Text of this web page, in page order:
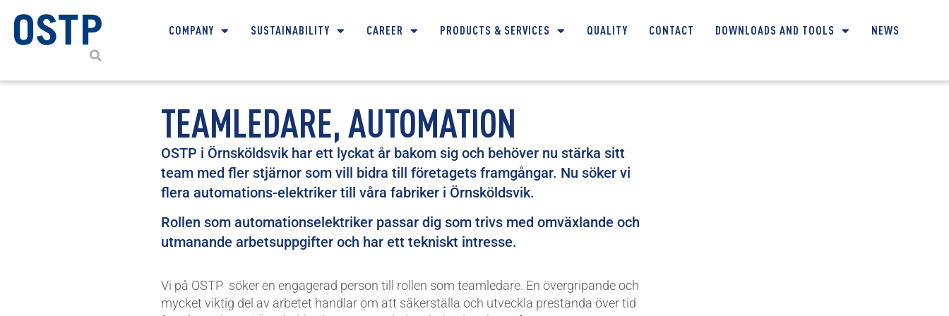
COMPANY SUSTAINABILITY CAREER PRODUCTS & SERVICES QUALITY CONTACT DOWNLOADS AND TOOLS NEWS
TEAMLEDARE, AUTOMATION
OSTP i Örnsköldsvik har ett lyckat år bakom sig och behöver nu stärka sitt
team med fler stjärnor som vill bidra till företagets framgångar. Nu söker vi
flera automations-elektriker till våra fabriker i Örnsköldsvik.
Rollen som automationselektriker passar dig som trivs med omväxlande och
utmanande arbetsuppgifter och har ett tekniskt intresse.
Vi på OSTP söker en engagerad person till rollen som teamledare. En övergripande och
mycket viktig del av arbetet handlar om att säkerställa och utveckla prestanda över tid